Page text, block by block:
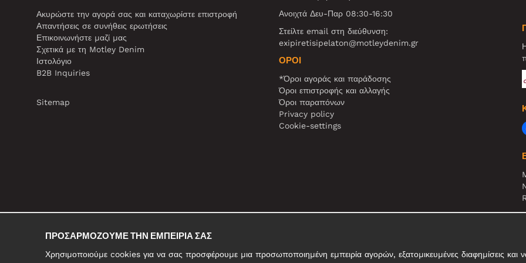
Ακυρώστε την αγορά σας και καταχωρίστε επιστροφή
Απαντήσεις σε συνήθεις ερωτήσεις
Επικοινωνήστε μαζί μας
Σχετικά με τη Motley Denim
Ιστολόγιο
B2B Inquiries
Sitemap
Ανοιχτά Δευ-Παρ 08:30-16:30
Στείλτε email στη διεύθυνση:
exipiretisipelaton@motleydenim.gr
ΌΡΟΙ
*Όροι αγοράς και παράδοσης
Όροι επιστροφής και αλλαγής
Όροι παραπόνων
Privacy policy
Cookie-settings
ΠΡΟΣΑΡΜΌΖΟΥΜΕ ΤΗΝ ΕΜΠΕΙΡΊΑ ΣΑΣ
Χρησιμοποιούμε cookies για να σας προσφέρουμε μια προσωποποιημένη εμπειρία αγορών, εξατομικευμένες διαφημίσεις και